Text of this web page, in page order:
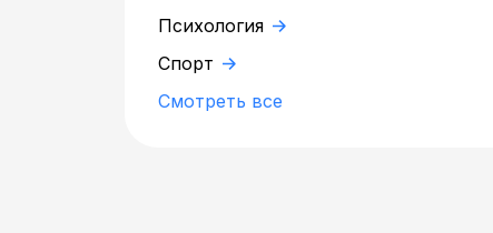
Психология
Спорт
Смотреть все